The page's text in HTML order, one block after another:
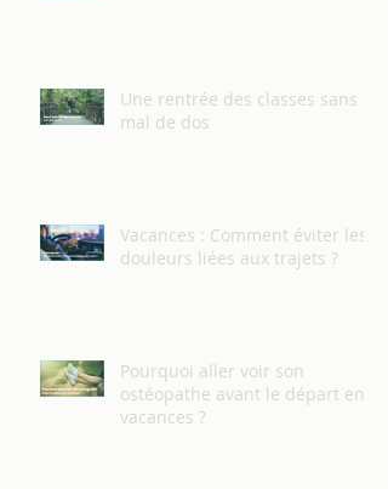
Une rentrée des classes sans
mal de dos
Vacances : Comment éviter les
douleurs liées aux trajets ?
Pourquoi aller voir son
ostéopathe avant le départ en
vacances ?